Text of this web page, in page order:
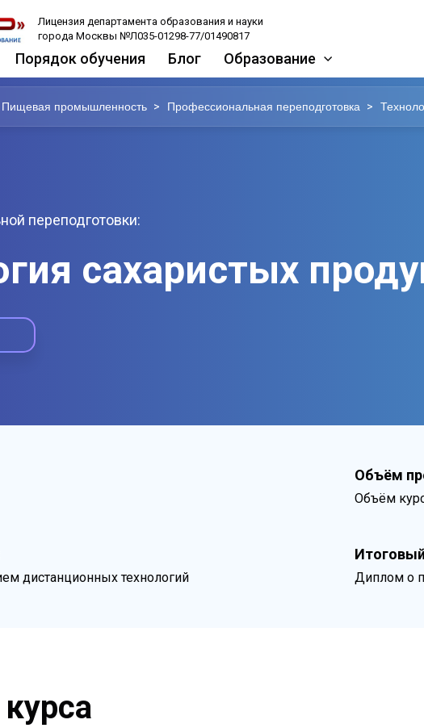
Лицензия департамента образования и науки
города Москвы №Л035-01298-77/01490817
Порядок обучения Блог Образование
Пищевая промышленность > Профессиональная переподготовка >
переподготовки:
сахаристых
Объём
Объём
дистанционных технологий Диплом о